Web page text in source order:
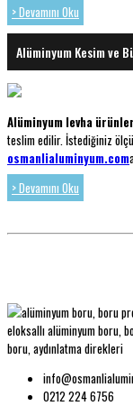
> Devamını Oku
Alüminyum Kesim ve
Alüminyum levha
teslim edilir. İstediğiniz
osmanlialuminyum.com
> Devamını Oku
0212 224 6756